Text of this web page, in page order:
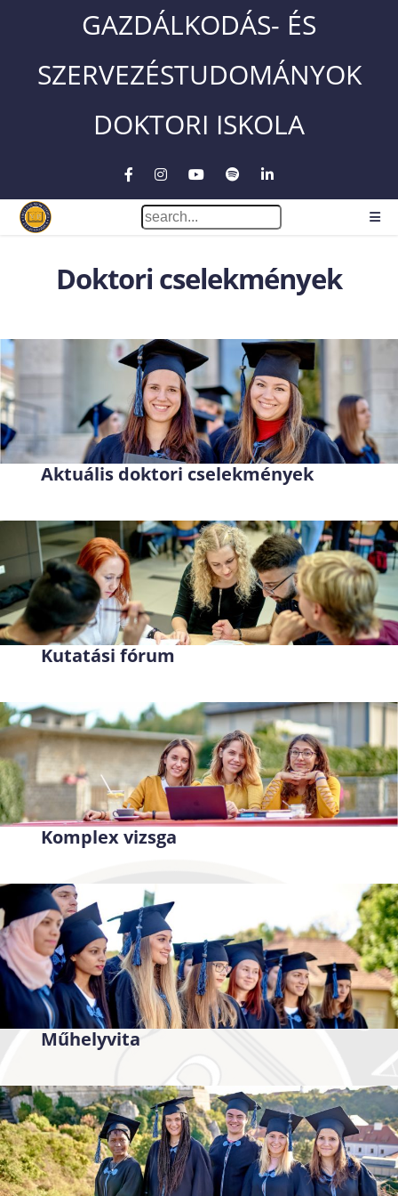
GAZDÁLKODÁS- ÉS
SZERVEZÉSTUDOMÁNYOK
DOKTORI ISKOLA
Doktori cselekmények
Aktuális doktori cselekmények
Kutatási fórum
Komplex vizsga
Műhelyvita